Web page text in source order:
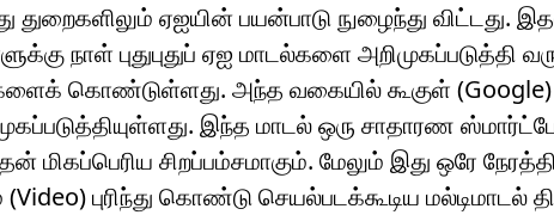
ஏஐயின் பயன்பாடு நுழைந்து
நாள் புதுபுதுப் ஏஐ மாடல்களை
கொண்டுள்ளது. அந்த வகையில் கூகுள் (Google)
இந்த மாடல் ஒரு சாதாரண
மிகப்பெரிய சிறப்பம்சமாகும். மேலும் இது ஒரே
புரிந்து கொண்டு செயல்படக்கூடிய